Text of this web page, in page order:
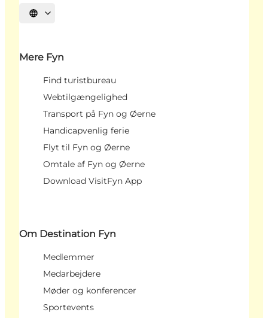
Vælg sprog
Mere Fyn
Find turistbureau
Webtilgængelighed
Transport på Fyn og Øerne
Handicapvenlig ferie
Flyt til Fyn og Øerne
Omtale af Fyn og Øerne
Download VisitFyn App
Om Destination Fyn
Medlemmer
Medarbejdere
Møder og konferencer
Sportevents